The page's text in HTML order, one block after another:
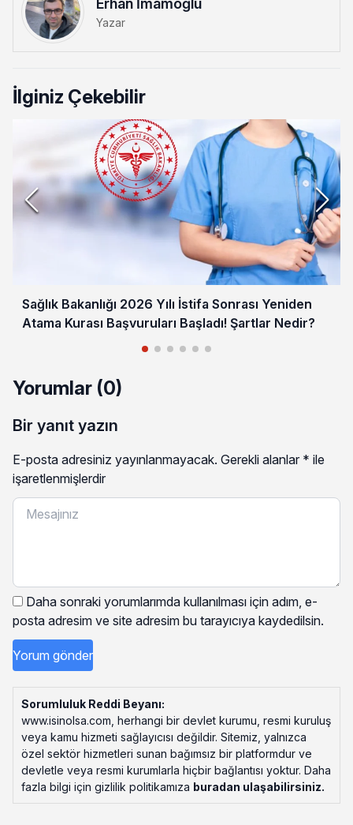
Erhan İmamoğlu
Yazar
İlginiz Çekebilir
Sağlık Bakanlığı 2026 Yılı İstifa Sonrası Yeniden
Atama Kurası Başvuruları Başladı! Şartlar Nedir?
Yorumlar (0)
Bir yanıt yazın
E-posta adresiniz yayınlanmayacak. Gerekli alanlar * ile
işaretlenmişlerdir
Daha sonraki yorumlarımda kullanılması için adım, e-
posta adresim ve site adresim bu tarayıcıya kaydedilsin.
Sorumluluk Reddi Beyanı:
www.isinolsa.com, herhangi bir devlet kurumu, resmi kuruluş
veya kamu hizmeti sağlayıcısı değildir. Sitemiz, yalnızca
özel sektör hizmetleri sunan bağımsız bir platformdur ve
devletle veya resmi kurumlarla hiçbir bağlantısı yoktur. Daha
fazla bilgi için gizlilik politikamıza buradan ulaşabilirsiniz.